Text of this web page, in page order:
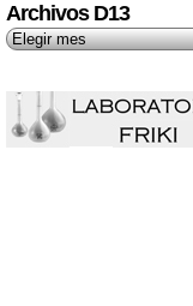
Archivos D13